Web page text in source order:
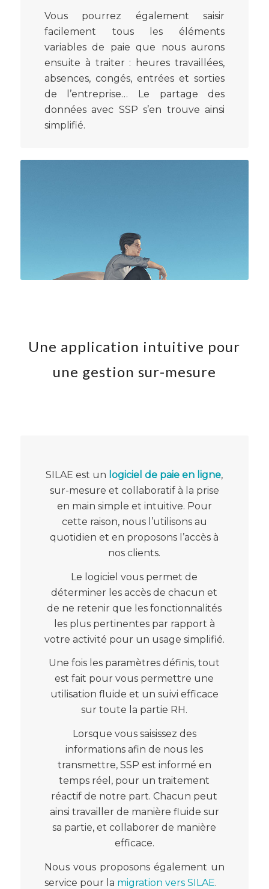
Vous pourrez également saisir
facilement tous les éléments
variables de paie que nous aurons
ensuite à traiter : heures travaillées,
absences, congés, entrées et sorties
de l’entreprise… Le partage des
données avec SSP s’en trouve ainsi
simplifié.
Une application intuitive pour
une gestion sur-mesure
SILAE est un logiciel de paie en ligne,
sur-mesure et collaboratif à la prise
en main simple et intuitive. Pour
cette raison, nous l’utilisons au
quotidien et en proposons l’accès à
nos clients.
Le logiciel vous permet de
déterminer les accès de chacun et
de ne retenir que les fonctionnalités
les plus pertinentes par rapport à
votre activité pour un usage simplifié.
Une fois les paramètres définis, tout
est fait pour vous permettre une
utilisation fluide et un suivi efficace
sur toute la partie RH.
Lorsque vous saisissez des
informations afin de nous les
transmettre, SSP est informé en
temps réel, pour un traitement
réactif de notre part. Chacun peut
ainsi travailler de manière fluide sur
sa partie, et collaborer de manière
efficace.
Nous vous proposons également un
service pour la migration vers SILAE.